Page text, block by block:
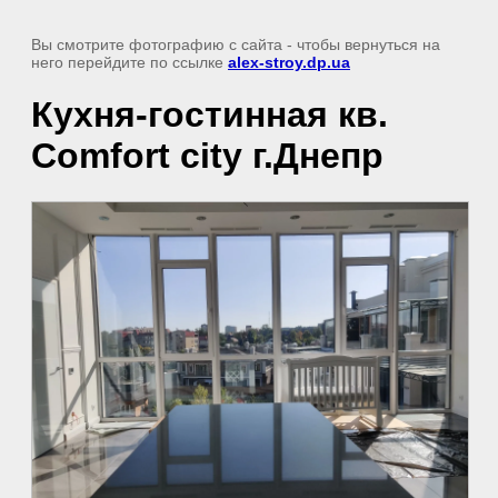
Вы смотрите фотографию с сайта - чтобы вернуться на
него перейдите по ссылке alex-stroy.dp.ua
Кухня-гостинная кв.
Comfort city г.Днепр